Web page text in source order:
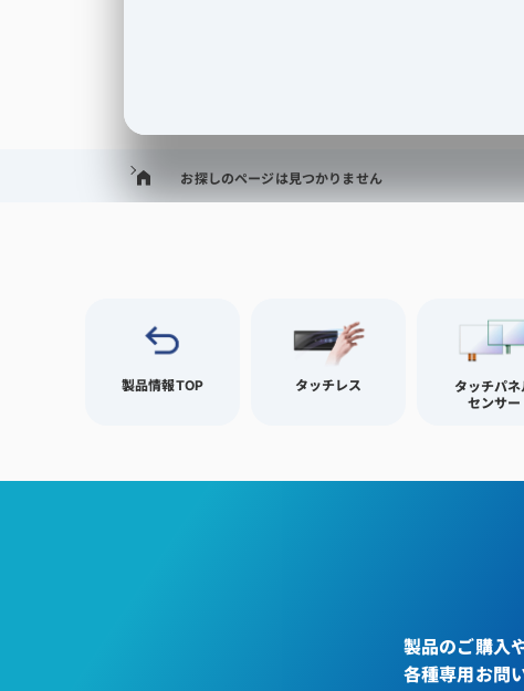
お探しのページは見つかりません
製品情報TOP タッチレス
タッチパネ
センサー
製品のご購入
各種専用お問